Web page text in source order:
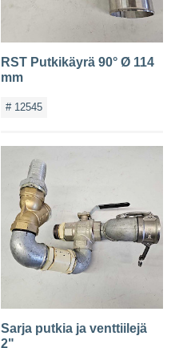
RST Putkikäyrä 90° Ø 114
mm
# 12545
Sarja putkia ja venttiilejä
2"